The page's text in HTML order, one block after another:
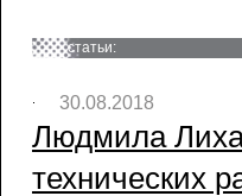
статьи:
30.08.2018
Людмила
технических